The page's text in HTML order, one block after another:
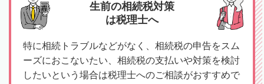
生前の相続税対策
は税理士へ
特に相続トラブルなどがなく、相続税の申告をスム
ーズにおこないたい、相続税の支払いや対策を検討
したいという場合は税理士へのご相談がおすすめで